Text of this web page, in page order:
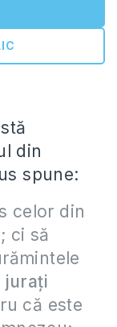
din
spune:
celor din
ci să
juraţi
că este